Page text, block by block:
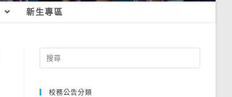
新生專區
Search
for:
校務公告分類